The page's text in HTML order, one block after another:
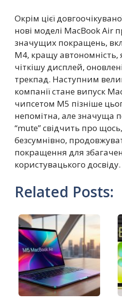
Окрім цієї
нові моделі MacBook Air
значущих покращень,
M4, кращу автономність,
чіткішу дисплей,
трекпад. Наступним
компанії стане випуск
чипсетом M5 пізніше
непомітна, але значуща
“mute” свідчить про
безсумнівно,
покращення для
користувацького досвіду.
Related Posts: